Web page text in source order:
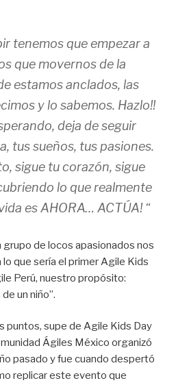
tenemos que empezar a
que movernos de la
estamos anclados, las
y lo sabemos. Hazlo!!
deja de seguir
tus sueños, tus pasiones.
sigue tu corazón, sigue
lo que realmente
es AHORA… ACTÚA! “
grupo de locos apasionados nos
lo que sería el primer Agile Kids
Perú, nuestro propósito:
un niño”.
puntos, supe de Agile Kids Day
Ágiles México organizó
pasado y fue cuando despertó
replicar este evento que